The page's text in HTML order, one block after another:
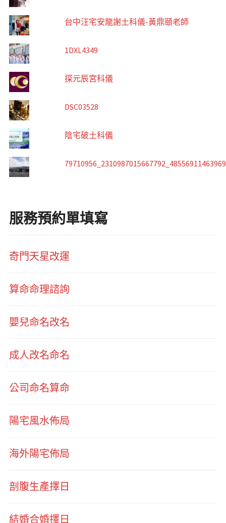
台中汪宅安龍謝土科儀-黃鼎頤老師
1DXL4349
探元辰宮科儀
DSC03528
陰宅破土科儀
服務預約單填寫
奇門天星改運
算命命理諮詢
嬰兒命名改名
成人改名命名
公司命名算命
陽宅風水佈局
海外陽宅佈局
剖腹生產擇日
結婚合婚擇日